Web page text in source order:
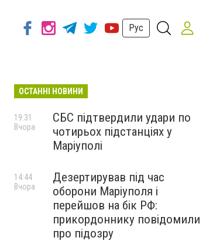
Рус
ОСТАННІ НОВИНИ
СБС підтвердили удари по
чотирьох підстанціях у
Маріуполі
19:31
Вчора
Дезертирував під час
оборони Маріуполя і
перейшов на бік РФ:
прикордоннику повідомили
про підозру
14:44
Вчора